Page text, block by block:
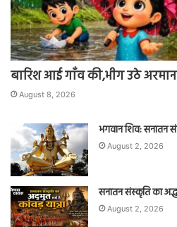
बारिश आई गाँव की,भीग उठे अरमान
August 8, 2026
भगवान शिव: सनातन
August 2, 2026
सनातन संस्कृति का
August 2, 2026